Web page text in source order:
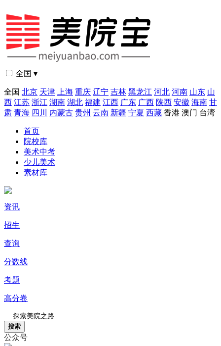
全国 ▾
全国 北京 天津 上海 重庆 辽宁 吉林 黑龙江 河北 河南 山东 山
西 江苏 浙江 湖南 湖北 福建 江西 广东 广西 陕西 安徽 海南 甘
肃 青海 四川 内蒙古 贵州 云南 新疆 宁夏 西藏 香港 澳门 台湾
首页
院校库
美术中考
少儿美术
素材库
资讯
招生
查询
分数线
考题
高分卷
搜索
公众号